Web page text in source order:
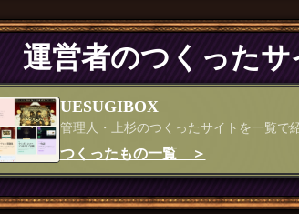
運営者のつくったサ
UESUGIBOX
管理人・上杉のつくったサイトを一覧で
つくったもの一覧 ＞